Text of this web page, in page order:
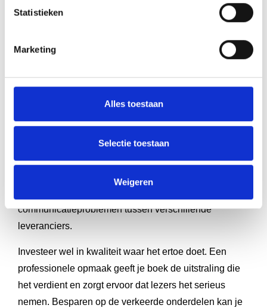
Statistieken
Marketing
Alles toestaan
Selectie toestaan
Weigeren
lay-outs kosten minder dan maatwerkontwerpen. Een
mooi, simpel boek oogt vaak professioneler dan een
gun de ontwerper voldoende tijd. Dit levert vaak een
pakketdeal als je meerdere diensten
nodig hebt. Veel aanbieders geven korting als je
communicatieproblemen tussen verschillende
leveranciers.
Investeer wel in kwaliteit waar het ertoe doet. Een
professionele opmaak geeft je boek de uitstraling die
het verdient en zorgt ervoor dat lezers het serieus
nemen. Besparen op de verkeerde onderdelen kan je